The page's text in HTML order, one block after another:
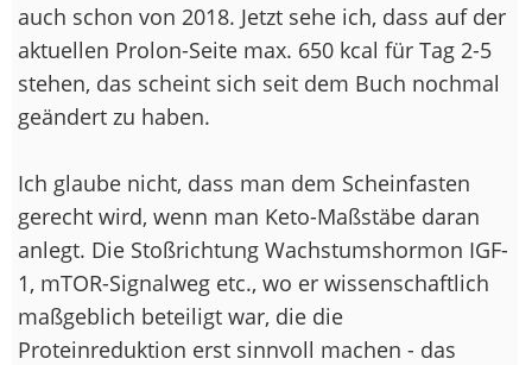
auch schon von 2018. Jetzt sehe ich, dass auf der
aktuellen Prolon-Seite max. 650 kcal für Tag 2-5
stehen, das scheint sich seit dem Buch nochmal
geändert zu haben.
Ich glaube nicht, dass man dem Scheinfasten
gerecht wird, wenn man Keto-Maßstäbe daran
anlegt. Die Stoßrichtung Wachstumshormon IGF-
1, mTOR-Signalweg etc., wo er wissenschaftlich
maßgeblich beteiligt war, die die
Proteinreduktion erst sinnvoll machen - das